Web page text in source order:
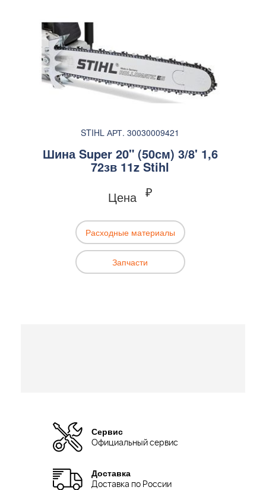
STIHL АРТ. 30030009421
Шина Super 20" (50см) 3/8' 1,6
72зв 11z Stihl
Цена ₽
Расходные материалы
Запчасти
Сервис
Официальный сервис
Доставка
Доставка по России